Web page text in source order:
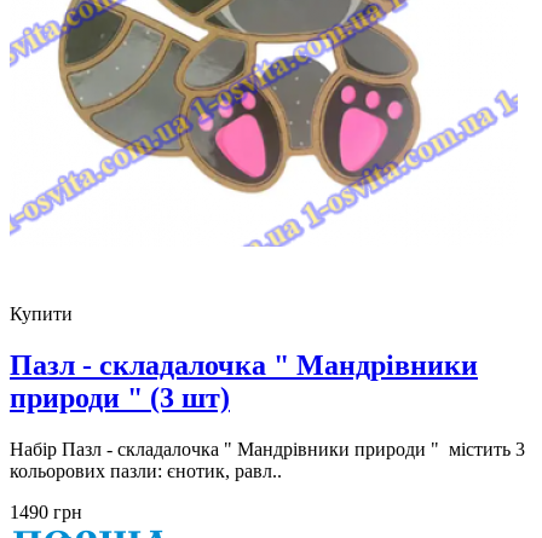
Купити
Пазл - складалочка " Мандрівники
природи " (3 шт)
Набір Пазл - складалочка " Мандрівники природи " містить 3
кольорових пазли: єнотик, равл..
1490 грн